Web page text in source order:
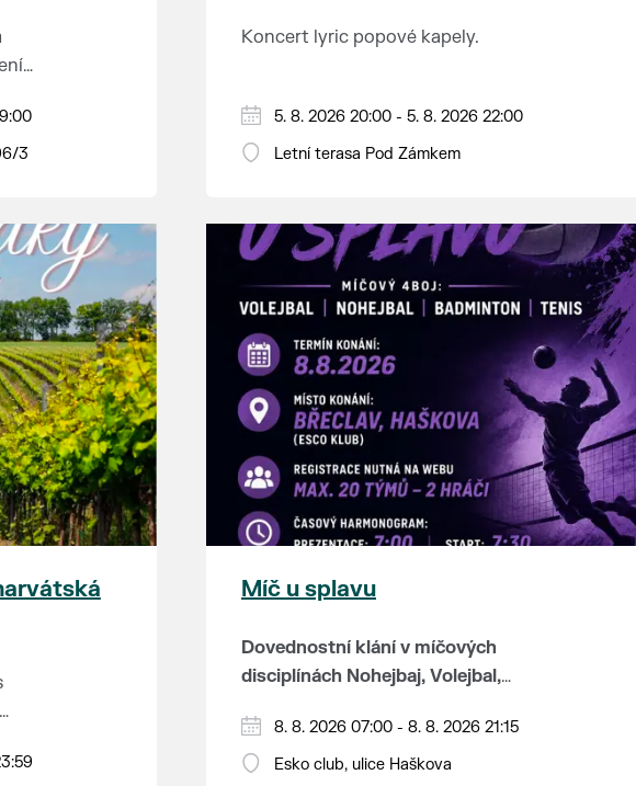
3
Koncert lyric popové kapely.
5. 8. 2026 20:00 - 5. 8. 2026 22:00
Letní terasa Pod Zámkem
Míč u splavu
Dovednostní klání v míčových
disciplínách Nohejbaj, Volejbal,
Zúčastnit se může max. 20
dvojčlenných týmů - každý tým si
8. 8. 2026 07:00 - 8. 8. 2026 21:15
Esko club, ulice Haškova